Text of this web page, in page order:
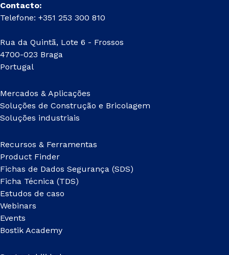
Contacto:
Telefone: +351 253 300 810
Rua da Quintã, Lote 6 - Frossos
4700-023 Braga
Portugal
Mercados & Aplicações
Soluções de Construção e Bricolagem
Soluções industriais
Recursos & Ferramentas
Product Finder
Fichas de Dados Segurança (SDS)
Ficha Técnica (TDS)
Estudos de caso
Webinars
Events
Bostik Academy